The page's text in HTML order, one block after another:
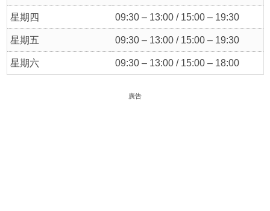
星期四 09:30 – 13:00 / 15:00 – 19:30
星期五 09:30 – 13:00 / 15:00 – 19:30
星期六 09:30 – 13:00 / 15:00 – 18:00
廣告